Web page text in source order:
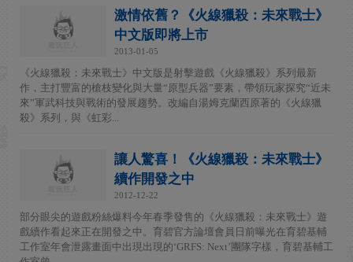
激情依舊？《火線獵殺：未來戰士》
中文版即將上市
2013-01-05
《火線獵殺：未來戰士》中文版是射擊遊戲《火線獵殺》系列最新
作，主打豐富的槍枝變化與大量“原型兵器”要素，帶領玩家探究“近未
來”軍武科技與戰術的發展趨勢。改編自湯姆克蘭西原著的《火線獵
殺》系列，與《虹彩...
讓人驚喜！《火線獵殺：未來戰士》
續作開發之中
2012-12-22
部分眼尖的遊戲粉絲爆料今年春季發售的《火線獵殺：未來戰士》遊
戲續作看起來正在開發之中。育碧官方論壇會員日前曝光在育碧基輔
工作室年會泄露畫面中出現出現的‘GRFS: Next’團隊字樣，育碧基輔工